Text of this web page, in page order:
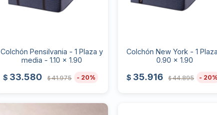
Colchón Pensilvania - 1 Plaza y
media - 1.10 x 1.90
$ 33.580 $ 41.975 20
Colchón New York - 1
0.90 x 1.90
$ 35.916 $ 44.895 20